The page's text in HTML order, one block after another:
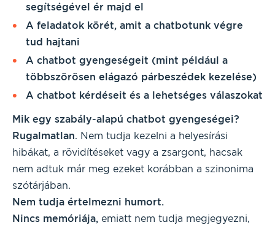
segítségével ér majd el
A feladatok körét, amit a chatbotunk végre
tud hajtani
A chatbot gyengeségeit (mint például a
többszörösen elágazó párbeszédek kezelése)
A chatbot kérdéseit és a lehetséges válaszokat
Mik egy szabály-alapú chatbot gyengeségei?
Rugalmatlan. Nem tudja kezelni a helyesírási
hibákat, a rövidítéseket vagy a zsargont, hacsak
nem adtuk már meg ezeket korábban a szinonima
szótárjában.
Nem tudja értelmezni humort.
Nincs memóriája, emiatt nem tudja megjegyezni,